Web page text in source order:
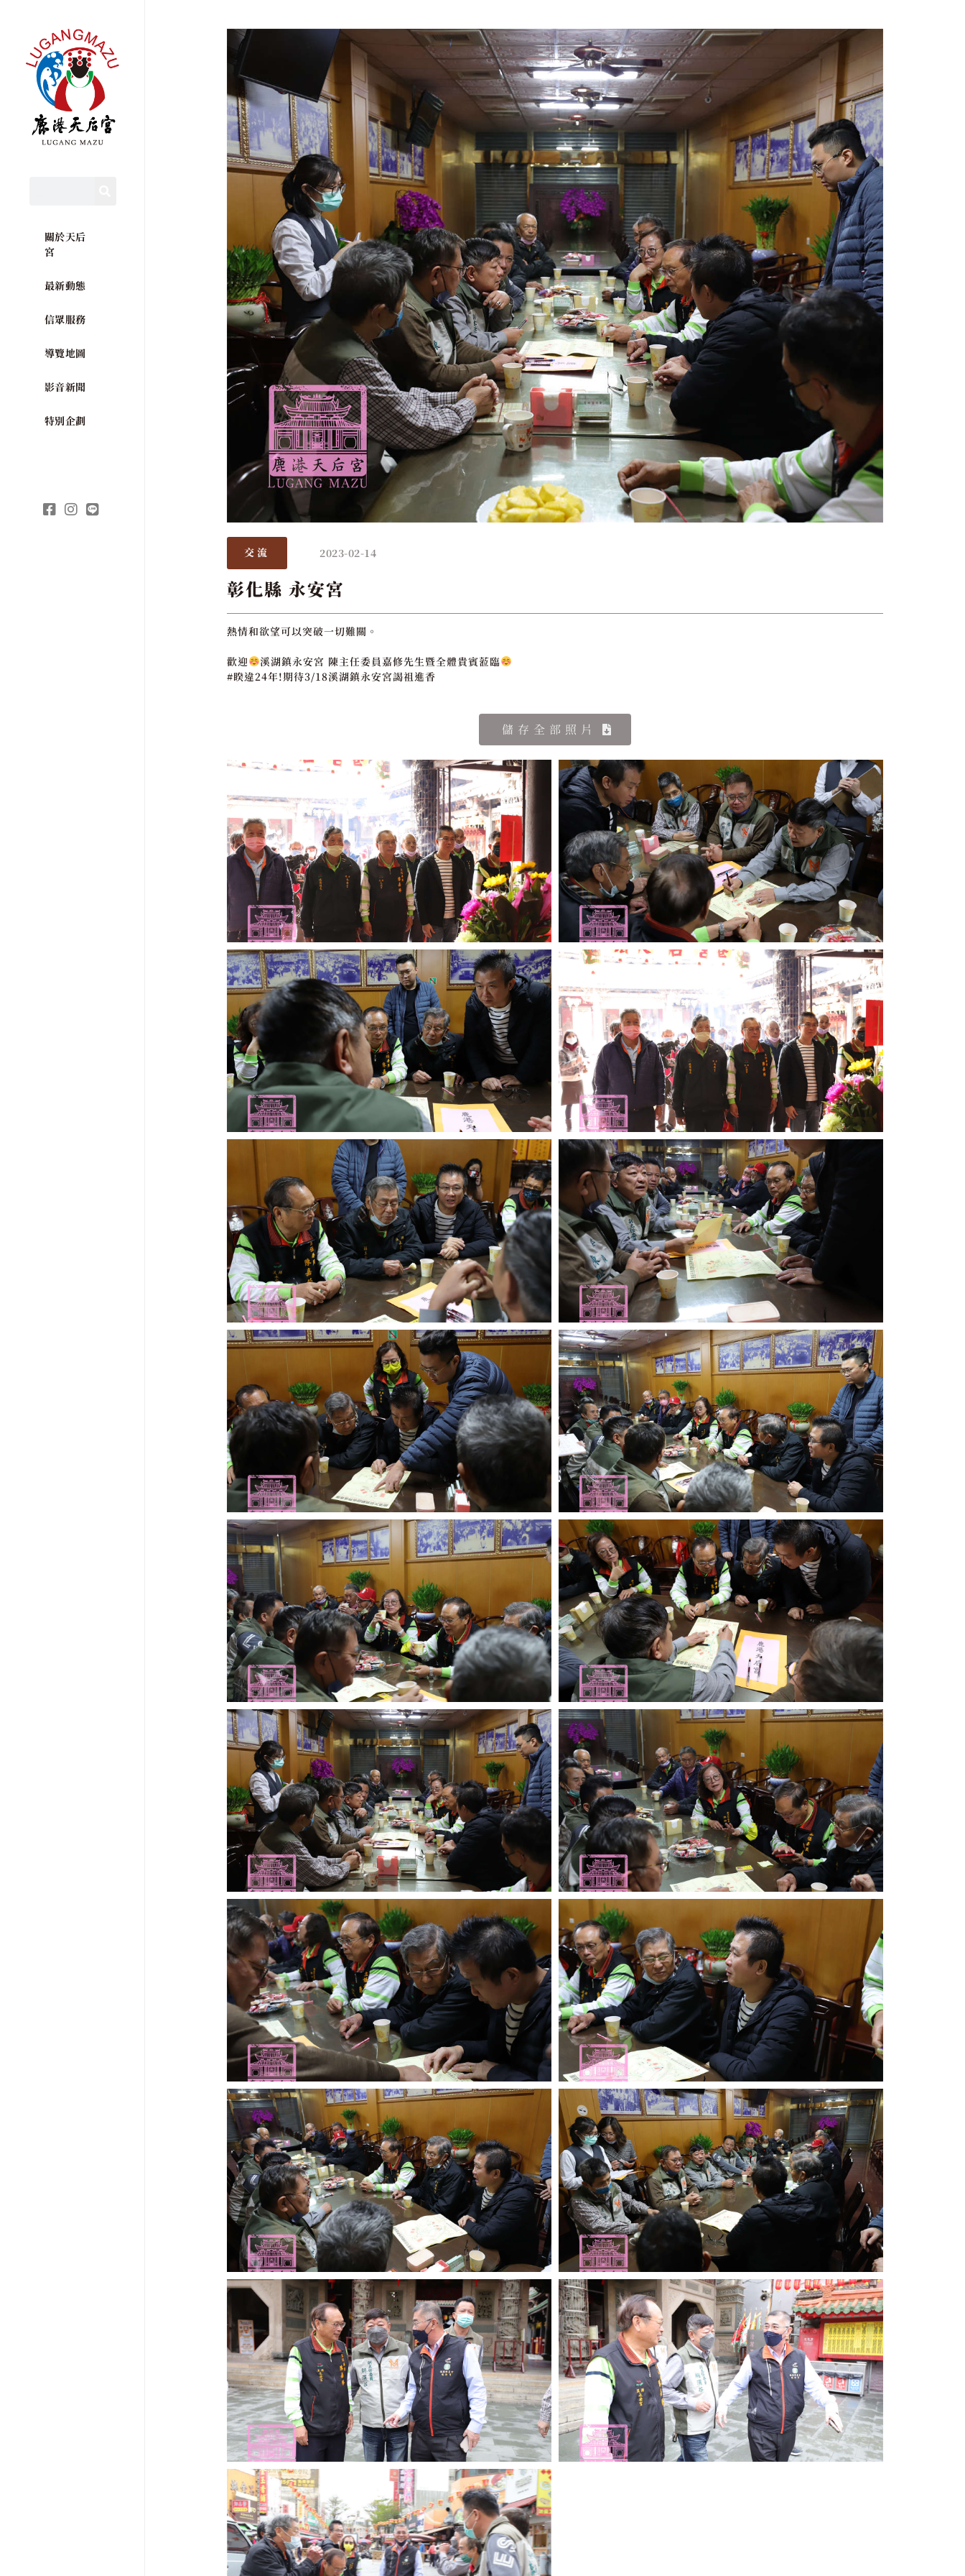
關於天后
宮
最新動態
信眾服務
導覽地圖
影音新聞
特別企劃
交流 2023-02-14
彰化縣 永安宮
熱情和欲望可以突破一切難關。
歡迎
溪湖鎮永安宮 陳主任委員嘉修先生暨全體貴賓蒞臨
#睽違24年!期待3/18溪湖鎮永安宮謁祖進香
儲存全部照片